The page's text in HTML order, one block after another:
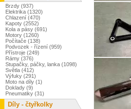
Brzdy (937)
Elektrika (1320)
Chlazení (470)
Kapoty (2552)
Kola a pásy (691)
Motory (1260)
Počítače (138)
Podvozek - řízení (959)
Přístroje (249)
Rámy (376)
Stupačky, páčky, lanka (1098)
Světla (412)
Výfuky (291)
Moto na díly (1)
Doklady (9)
Pneumatiky (31)
Díly - čtyřkolky